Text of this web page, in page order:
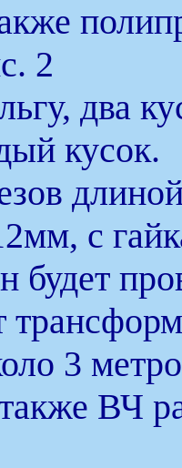
2
два
кусок.
с
будет
3
ВЧ